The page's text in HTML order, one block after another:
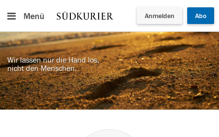
Menü Anmelden Abo
Wir lassen nur die Hand los,
nicht den Menschen.